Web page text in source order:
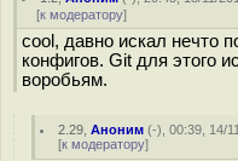
[к модератору]
cool, давно искал нечто
конфигов. Git для этого
воробьям.
2.29 ,Аноним (-), 00:39, 14/
[к модератору]